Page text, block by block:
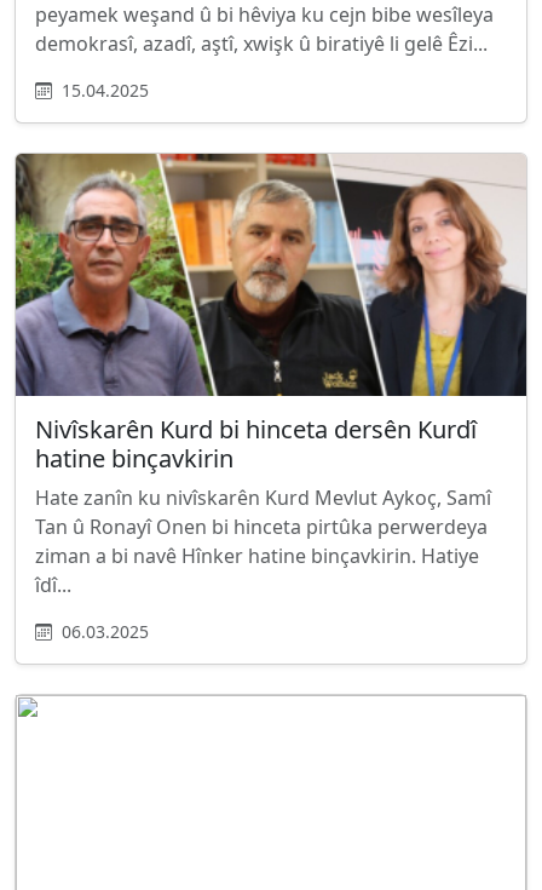
peyamek weşand û bi hêviya ku cejn bibe wesîleya
demokrasî, azadî, aştî, xwişk û biratiyê li gelê Êzi...
15.04.2025
Nivîskarên Kurd bi hinceta dersên Kurdî
hatine binçavkirin
Hate zanîn ku nivîskarên Kurd Mevlut Aykoç, Samî
Tan û Ronayî Onen bi hinceta pirtûka perwerdeya
ziman a bi navê Hînker hatine binçavkirin. Hatiye
îdî...
06.03.2025